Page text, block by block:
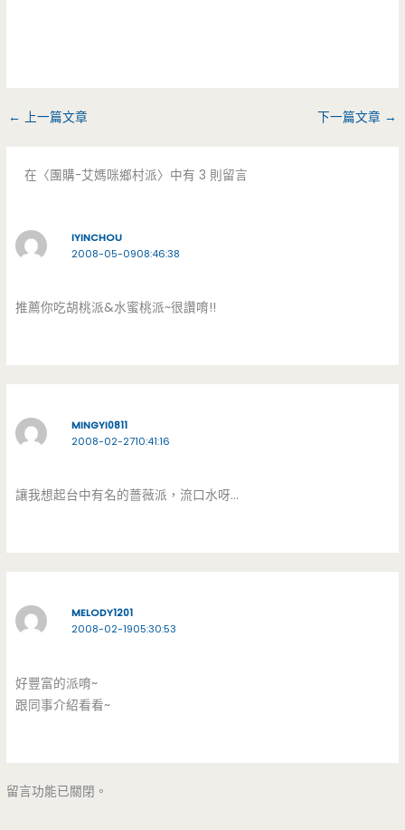
← 上一篇文章 下一篇文章 →
在〈團購-艾媽咪鄉村派〉中有 3 則留言
IYINCHOU
2008-05-0908:46:38
推薦你吃胡桃派&水蜜桃派~很讚唷!!
MINGYI0811
2008-02-2710:41:16
讓我想起台中有名的薔薇派，流口水呀…
MELODY1201
2008-02-1905:30:53
好豐富的派唷~
跟同事介紹看看~
留言功能已關閉。